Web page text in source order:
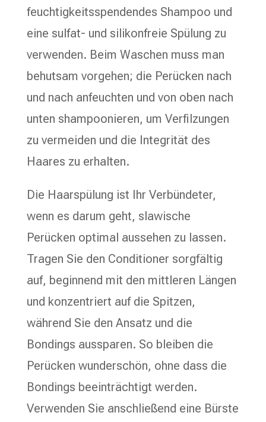
feuchtigkeitsspendendes Shampoo und
eine sulfat- und silikonfreie Spülung zu
verwenden. Beim Waschen muss man
behutsam vorgehen; die Perücken nach
und nach anfeuchten und von oben nach
unten shampoonieren, um Verfilzungen
zu vermeiden und die Integrität des
Haares zu erhalten.
Die Haarspülung ist Ihr Verbündeter,
wenn es darum geht, slawische
Perücken optimal aussehen zu lassen.
Tragen Sie den Conditioner sorgfältig
auf, beginnend mit den mittleren Längen
und konzentriert auf die Spitzen,
während Sie den Ansatz und die
Bondings aussparen. So bleiben die
Perücken wunderschön, ohne dass die
Bondings beeinträchtigt werden.
Verwenden Sie anschließend eine Bürste